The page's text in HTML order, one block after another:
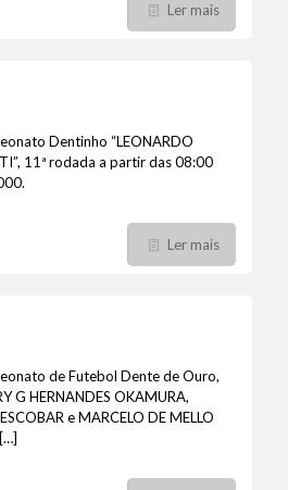
Ler mais
Dentinho “LEONARDO
11ª rodada a partir das 08:00
Ler mais
de Futebol Dente de Ouro,
G HERNANDES OKAMURA,
e MARCELO DE MELLO
[…]